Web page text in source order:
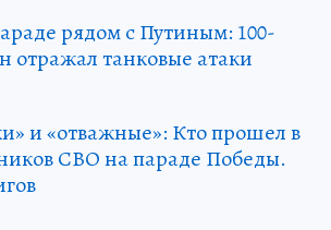
рядом с Путиным: 100-
отражал танковые атаки
и «отважные»: Кто прошел в
СВО на параде Победы.